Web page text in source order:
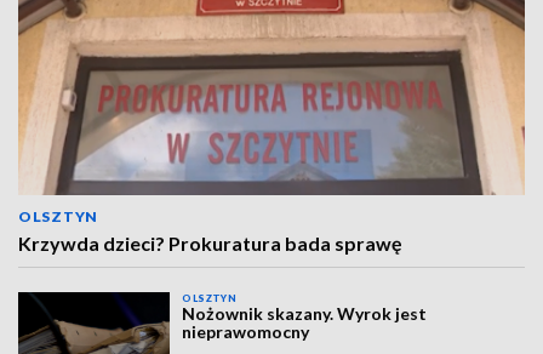
OLSZTYN
Krzywda dzieci? Prokuratura bada sprawę
OLSZTYN
Nożownik skazany. Wyrok jest
nieprawomocny